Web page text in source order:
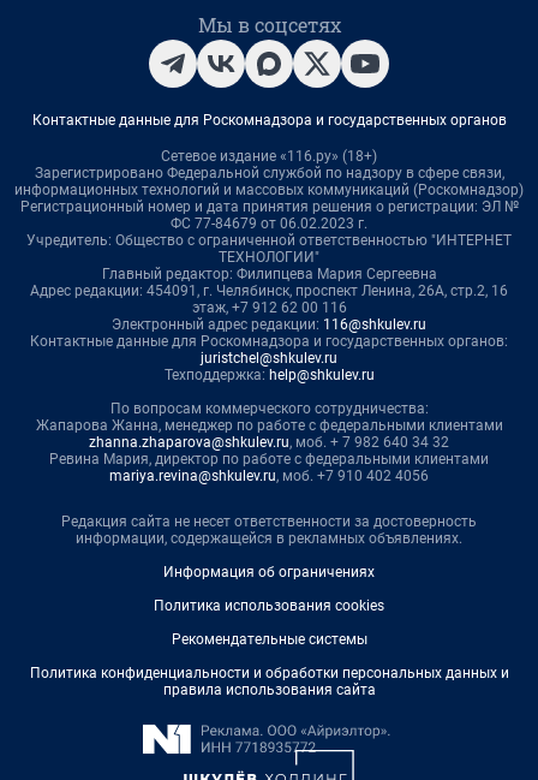
Мы в соцсетях
Контактные данные для Роскомнадзора и государственных органов
Сетевое издание «116.ру» (18+)
Зарегистрировано Федеральной службой по надзору в сфере связи,
информационных технологий и массовых коммуникаций (Роскомнадзор)
Регистрационный номер и дата принятия решения о регистрации: ЭЛ №
ФС 77-84679 от 06.02.2023 г.
Учредитель: Общество с ограниченной ответственностью "ИНТЕРНЕТ
ТЕХНОЛОГИИ"
Главный редактор: Филипцева Мария Сергеевна
Адрес редакции: 454091, г. Челябинск, проспект Ленина, 26А, стр.2, 16
этаж, +7 912 62 00 116
Электронный адрес редакции: 116@shkulev.ru
Контактные данные для Роскомнадзора и государственных органов:
juristchel@shkulev.ru
Техподдержка: help@shkulev.ru
По вопросам коммерческого сотрудничества:
Жапарова Жанна, менеджер по работе с федеральными клиентами
zhanna.zhaparova@shkulev.ru, моб. + 7 982 640 34 32
Ревина Мария, директор по работе с федеральными клиентами
mariya.revina@shkulev.ru, моб. +7 910 402 4056
Редакция сайта не несет ответственности за достоверность
информации, содержащейся в рекламных объявлениях.
Информация об ограничениях
Политика использования cookies
Рекомендательные системы
Политика конфиденциальности и обработки персональных данных и
правила использования сайта